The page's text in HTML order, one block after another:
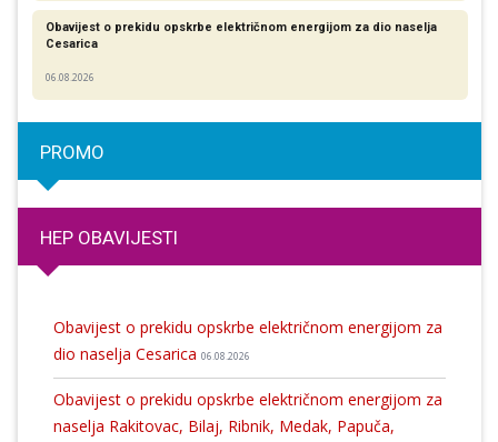
Obavijest o prekidu opskrbe električnom energijom za dio naselja
Cesarica
06.08.2026
PROMO
HEP OBAVIJESTI
Obavijest o prekidu opskrbe električnom energijom za
dio naselja Cesarica 06.08.2026
Obavijest o prekidu opskrbe električnom energijom za
naselja Rakitovac, Bilaj, Ribnik, Medak, Papuča,